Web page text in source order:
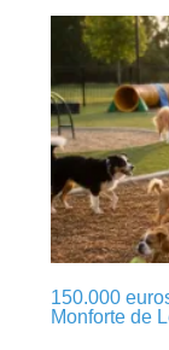
150.000
Monforte de